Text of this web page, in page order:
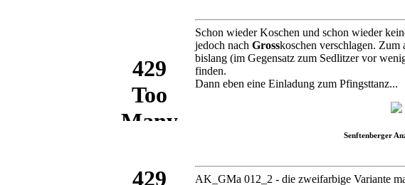
Schon wieder Koschen und schon wieder
jedoch nach Grosskoschen verschlagen.
bislang (im Gegensatz zum Sedlitzer vor
finden.
Dann eben eine Einladung zum Pfingsttanz...
Senftenberger
AK_GMa 012_2 - die zweifarbige Variante